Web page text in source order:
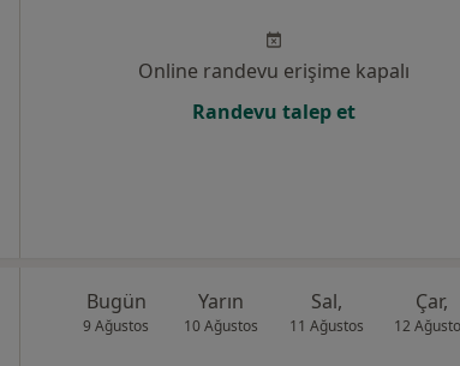
Online randevu erişime kapalı
Randevu talep et
Bugün
9 Ağustos
Yarın
10 Ağustos
Sal,
11 Ağustos
Çar,
12